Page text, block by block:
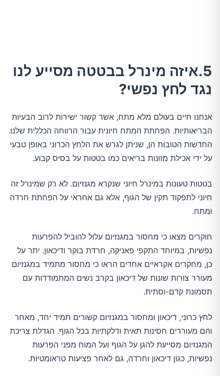
5.איזה מינרל בבטטה מסייע לנו
נגד לחץ נפשי?
אנחנו חיים בעולם מלא מתח, אשר קשור ישירות לרוב הבעיות
הבריאותיות. הפחתת המתח חיונית עבור הרווחה הכללית שלנו.
החדשות הטובות הן, שניתן לגרש את הלחץ הכרוני באופן טבעי
על ידי אכילת מזונות בריאים כמו בטטות על בסיס קבוע.
בטטות טעונות במינרל חיוני שנקרא מגנזיום. לא רק שמינרל זה
חיוני לתפקוד תקין של הגוף, אלא גם אחראי על הפחתת חרדה
ומתח.
חוקרים מצאו כי מחסור במגנזיום עלול להוביל להפרעות
נפשיות, במיוחד התקפי פאניקה, חרדת בוקר ודיכאון. יתר על
כן, מחקרים אקראיים אחדים הראו כי מחסור מתמיד במגנזיום
מעורר צורות שונות של דיכאון בקרב נשים המתמודדות עם
תסמונת קדם-וסתית.
לחץ כרוני, דיכאון ומחסור במגנזיום קשורים תמיד יחד, מאחר
והם מעוררים חסינות תאית ודלקתיות בכל הגוף. הגדלת צריכת
המגנזיום מסייעת להגן על הגוף ועל המוח מפני הפרעות
נפשיות, כגון דיכאון וחרדה, גם לאחר פציעות טראומטיות.